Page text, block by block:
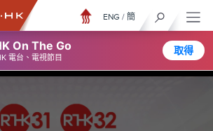
On The Go
電台、電視節目
取得
ENG / 簡